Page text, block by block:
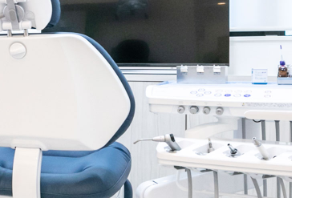
インプラントによる治療